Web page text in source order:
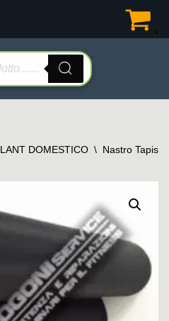
DOMESTICO \ Nastro Tapis